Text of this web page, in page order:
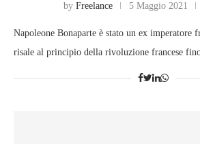
by Freelance 5 Maggio 2021
Napoleone Bonaparte è stato un ex imperatore
risale al principio della rivoluzione francese